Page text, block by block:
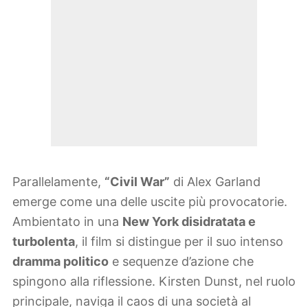
Parallelamente, “Civil War” di Alex Garland
emerge come una delle uscite più provocatorie.
Ambientato in una New York disidratata e
turbolenta, il film si distingue per il suo intenso
dramma politico e sequenze d’azione che
spingono alla riflessione. Kirsten Dunst, nel ruolo
principale, naviga il caos di una società al